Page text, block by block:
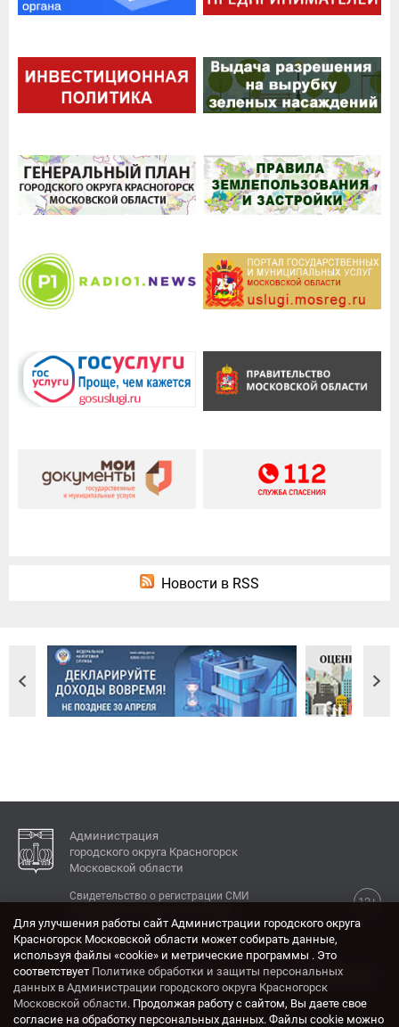
Новости в RSS
Администрация
городского округа Красногорск
Московской области
12+
Свидетельство о регистрации СМИ
КОНТАКТЫ
Адрес: 143404, Московская область, г. Красногорск,
ул. Ленина, дом 4.
Электронная почта:
Для улучшения работы сайт Администрации городского округа
Красногорск Московской области может собирать данные,
используя файлы «cookie» и метрические программы . Это
соответствует Политике обработки и защиты персональных
данных в Администрации городского округа Красногорск
Московской области. Продолжая работу с сайтом, Вы даете свое
согласие на обработку персональных данных. Файлы cookie можно